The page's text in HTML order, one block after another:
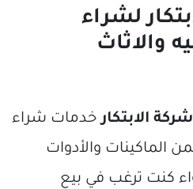
لشراء
والاثاث
شركة الابتكارخدمات شراء
الماكينات والأدوات
كنت ترغب في بيع